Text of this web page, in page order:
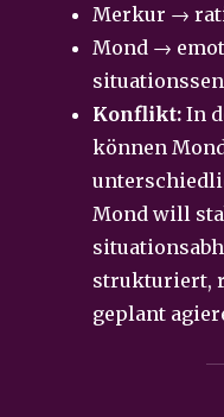
Merkur →
Mond →
Konflikt: In
können
Mond will
strukturiert,
geplant